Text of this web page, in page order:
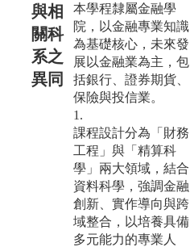
與相
關科
系之
異同
本學程隸屬金融學
院，以金融專業知識
為基礎核心，未來發
展以金融業為主，包
括銀行、證券期貨、
保險與投信業。
1.
課程設計分為「財務
工程」與「精算科
學」兩大領域，結合
資料科學，強調金融
創新、實作導向與跨
域整合，以培養具備
多元能力的專業人